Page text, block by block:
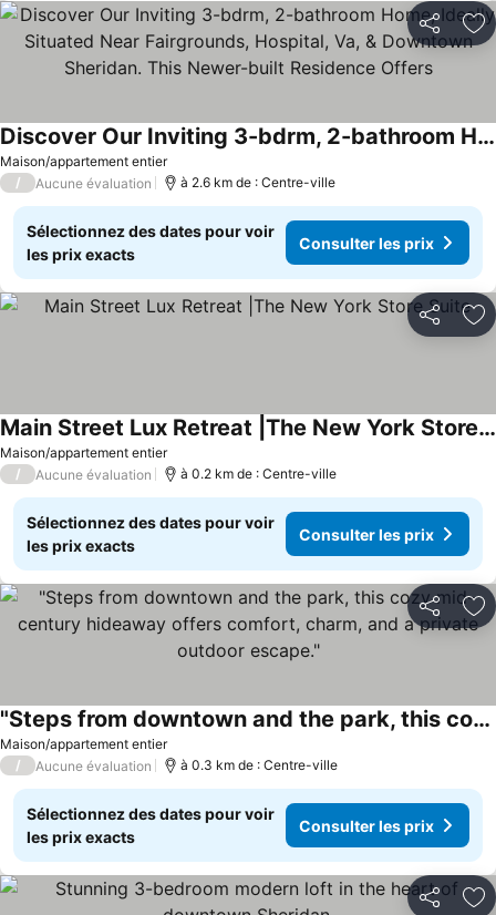
Partager
Maison/appartement entier
Discover Our Inviting 3-bdrm, 2-bathroom Home, Ideally Situated Near Fairgrounds, Hospital, Va, & Downtown Sheridan. This Newer-built Residence Offers
/ Aucune évaluation à 2.6 km de : Centre-ville
Sélectionnez des dates pour voir
les prix exacts
Consulter les prix
Partager
Maison/appartement entier
Main Street Lux Retreat |The New York Store Suite
/ Aucune évaluation à 0.2 km de : Centre-ville
Sélectionnez des dates pour voir
les prix exacts
Consulter les prix
Partager
Maison/appartement entier
"Steps from downtown and the park, this cozy mid-century hideaway offers comfort, charm, and a private outdoor escape."
/ Aucune évaluation à 0.3 km de : Centre-ville
Sélectionnez des dates pour voir
les prix exacts
Consulter les prix
Partager